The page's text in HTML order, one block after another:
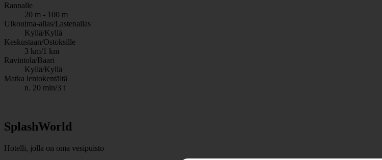
Rannalle
20 m - 100 m
Ulkouima-allas/Lastenallas
Kyllä/Kyllä
Keskustaan/Ostoksille
3 km/1 km
Ravintola/Baari
Kyllä/Kyllä
Matka lentokentältä
n. 20 min/3 t
SplashWorld
Hotelli, jolla on oma vesipuisto